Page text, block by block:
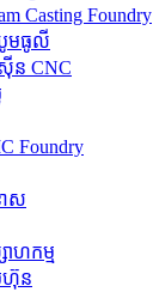
Casting Foundry
មធូលី
ន CNC
Foundry
ាស
ហកម្ម
ហ៊ុន